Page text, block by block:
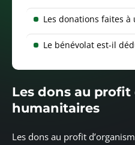
Les donations faites
Le bénévolat est-il
Les dons au profit
humanitaires
Les dons au profit